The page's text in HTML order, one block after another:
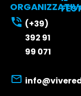
(+39)
392 91
99 071